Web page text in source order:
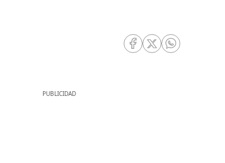
RRSS Facebook
RRSS Twitter
RRSS